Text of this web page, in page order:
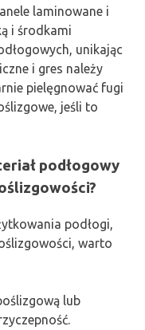
laminowane i
i środkami
unikając
i gres należy
pielęgnować fugi
jeśli to
podłogowy
podłogi,
warto
lub